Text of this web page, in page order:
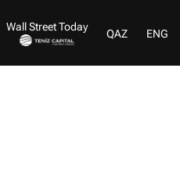
Wall Street Today
QAZ ENG